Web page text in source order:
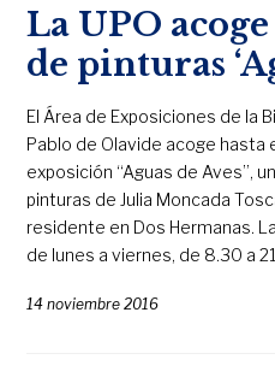
La UPO
de pinturas
El Área de Exposiciones de la
Pablo de Olavide acoge hasta
exposición “Aguas de Aves”,
pinturas de Julia Moncada
residente en Dos Hermanas.
de lunes a viernes, de 8.30 a
14 noviembre 2016